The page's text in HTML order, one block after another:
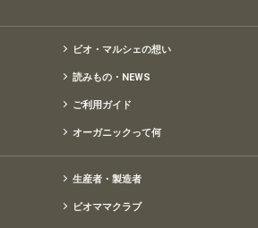
ビオ・マルシェの想い
読みもの・NEWS
ご利用ガイド
オーガニックって何
生産者・製造者
ビオママクラブ